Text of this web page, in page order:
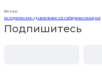
Метки
историческое зданиеновости спбприватизация
Подпишитесь